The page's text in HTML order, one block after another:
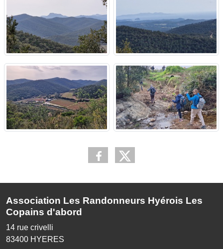
Association Les Randonneurs Hyérois Les
Copains d'abord
14 rue crivelli
83400 HYERES